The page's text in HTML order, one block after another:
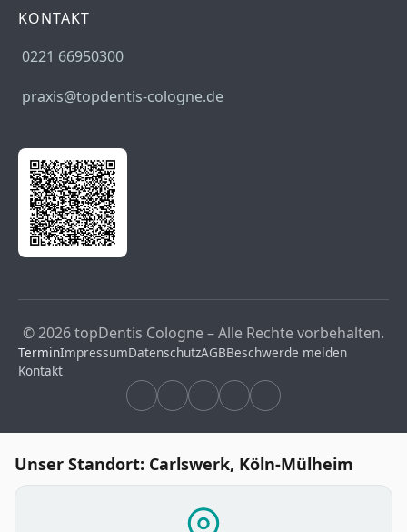
KONTAKT
0221 66950300
praxis@topdentis-cologne.de
© 2026 topDentis Cologne – Alle Rechte vorbehalten.
TerminImpressumDatenschutzAGBBeschwerde melden
Kontakt
Unser Standort: Carlswerk, Köln-Mülheim